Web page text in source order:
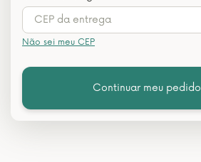
Não sei meu CEP
Continuar meu pedido